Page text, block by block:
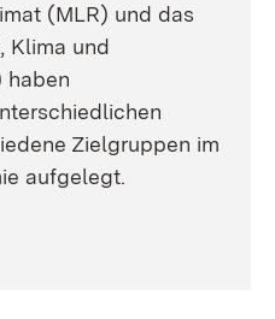
(MLR) und das
Klima und
haben
Zielgruppen im
aufgelegt.